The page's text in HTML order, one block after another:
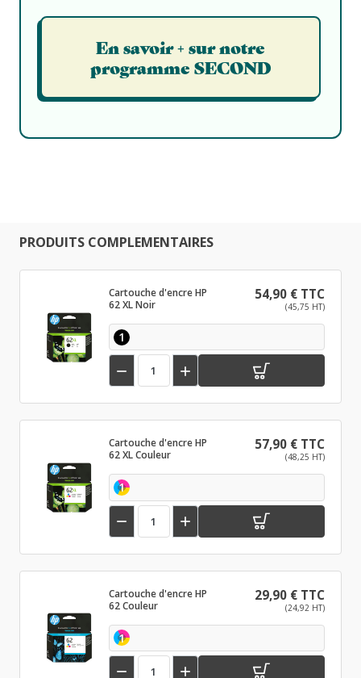
En savoir + sur notre
programme SECOND
PRODUITS COMPLEMENTAIRES
Cartouche d'encre HP
62 XL Noir
54,90 € TTC
(45,75 HT)
1
 
Cartouche d'encre HP
62 XL Couleur
57,90 € TTC
(48,25 HT)
1
 
Cartouche d'encre HP
62 Couleur
29,90 € TTC
(24,92 HT)
1
 